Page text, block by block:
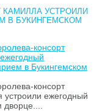
КАМИЛЛА УСТРОИЛИ
В БУКИНГЕМСКОМ
консорт
в Букингемском
консорт
ежегодный